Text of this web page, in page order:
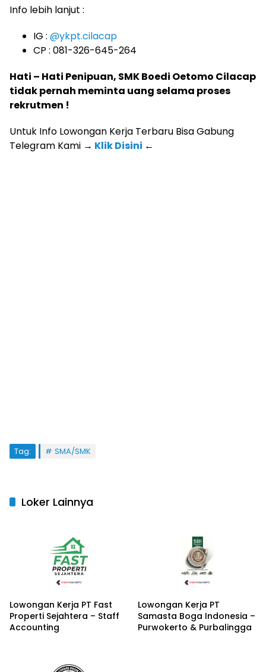
Info lebih lanjut :
IG : @ykpt.cilacap
CP : 081-326-645-264
Hati – Hati Penipuan, SMK Boedi Oetomo Cilacap
tidak pernah meminta uang selama proses
rekrutmen !
Untuk Info Lowongan Kerja Terbaru Bisa Gabung
Telegram Kami → Klik Disini ←
Tag: SMA/SMK
Loker Lainnya
Lowongan Kerja PT Fast
Properti Sejahtera – Staff
Accounting
Lowongan Kerja PT
Samasta Boga Indonesia –
Purwokerto & Purbalingga